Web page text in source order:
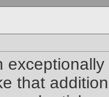
that